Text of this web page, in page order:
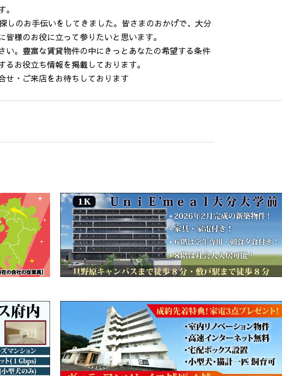
のお手伝いをしてきました。皆さまのおかげで、大分
様のお役に立って参りたいと思います。
。豊富な賃貸物件の中にきっとあなたの希望する条件
お役立ち情報を掲載しております。
せ・ご来店をお待ちしております